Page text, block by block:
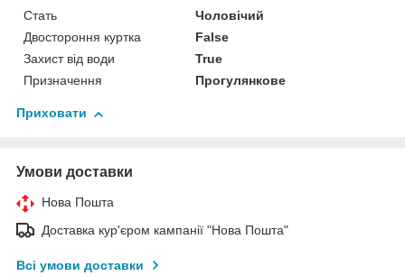
Стать
Чоловічий
Двостороння куртка
False
Захист від води
True
Призначення
Прогулянкове
Приховати
Умови доставки
Нова Пошта
Доставка кур'єром кампанії "Нова Пошта"
Всі умови доставки